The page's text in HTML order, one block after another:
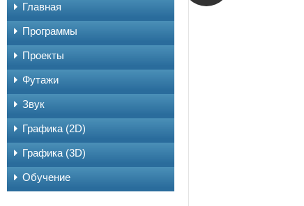
Главная
Программы
Проекты
Футажи
Звук
Графика (2D)
Графика (3D)
Обучение